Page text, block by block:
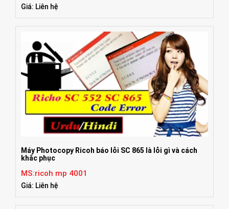
Giá: Liên hệ
Máy Photocopy Ricoh báo lỗi SC 865 là lỗi gì và cách
khắc phục
MS:ricoh mp 4001
Giá: Liên hệ